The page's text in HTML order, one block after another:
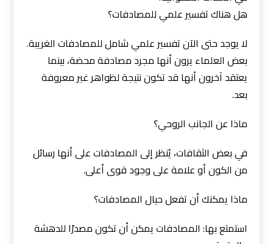
هل هناك تفسير علمي للمصادفات؟
لا يوجد حتى الآن تفسير علمي شامل للمصادفات الغريبة.
بعض العلماء يرون أنها مجرد مصادفة محضة، بينما
يعتقد آخرون أنها قد تكون نتيجة لظواهر غير معروفة
بعد.
ماذا عن الجانب الروحي؟
في بعض الثقافات، يُنظر إلى المصادفات على أنها رسائل
من الكون أو علامة على وجود قوى أعلى.
ماذا يمكنك أن تفعل حيال المصادفات؟
استمتع بها: المصادفات يمكن أن تكون مصدرًا للدهشة